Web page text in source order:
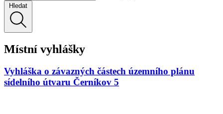
Hledat
Místní vyhlášky
Vyhláška o závazných částech územního plánu
sídelního útvaru Černíkov 5